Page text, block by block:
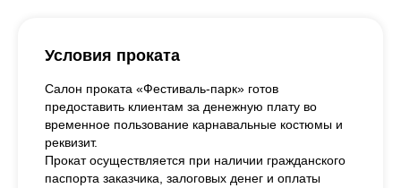
Условия проката
Салон проката «Фестиваль-парк» готов
предоставить клиентам за денежную плату во
временное пользование карнавальные костюмы и
реквизит.
Прокат осуществляется при наличии гражданского
паспорта заказчика, залоговых денег и оплаты